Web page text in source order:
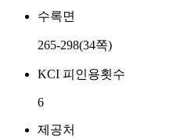
수록면
265-298(34쪽)
KCI 피인용횟수
6
제공처